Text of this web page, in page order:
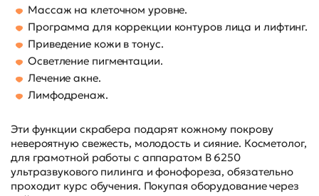
Массаж на клеточном уровне.
Программа для коррекции контуров лица и лифтинг.
Приведение кожи в тонус.
Осветление пигментации.
Лечение акне.
Лимфодренаж.
Эти функции скрабера подарят кожному покрову
невероятную свежесть, молодость и сияние. Косметолог,
для грамотной работы с аппаратом B 6250
ультразвукового пилинга и фонофореза, обязательно
проходит курс обучения. Покупая оборудование через